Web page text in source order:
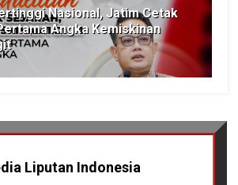
Nasional, Jatim Cetak
Angka Kemiskinan
Liputan Indonesia